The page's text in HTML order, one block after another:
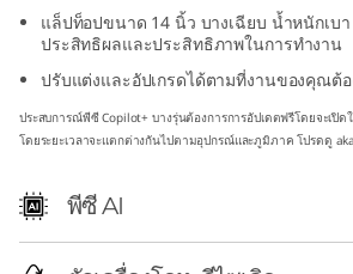
แล็ปท็อปขนาด 14 นิ้ว บางเฉียบ น้ำหนักเบา
ประสิทธิผลและประสิทธิภาพในการทำงาน
ปรับแต่งและอัปเกรดได้ตามที่งานของคุณต้อ
ประสบการณ์พีซี Copilot+ บางรุ่นต้องการการอัปเดตฟรีโดยจะเปิ
โดยระยะเวลาจะแตกต่างกันไปตามอุปกรณ์และภูมิภาค โปรดดู
พีซี AI